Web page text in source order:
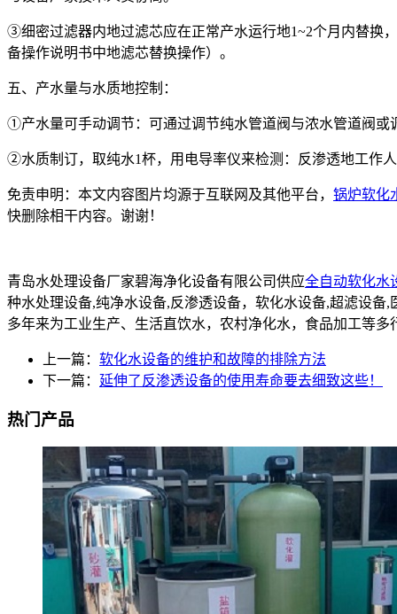
③细密过滤器内地过滤芯应在正常产水运行地1~2个月内替换
备操作说明书中地滤芯替换操作）。
五、产水量与水质地控制：
①产水量可手动调节：可通过调节纯水管道阀与浓水管道阀或
②水质制订，取纯水1杯，用电导率仪来检测：反渗透地工作
免责申明：本文内容图片均源于互联网及其他平台， 锅炉软化
快删除相干内容。谢谢！
青岛水处理设备厂家碧海净化设备有限公司供应全自动软化水
种水处理设备,纯净水设备,反渗透设备，软化水设备,超滤设
多年来为工业生产、生活直饮水，农村净化水，食品加工等
上一篇： 软化水设备的维护和故障的排除方法
下一篇： 延伸了反渗透设备的使用寿命要去细致这些！
热门产品